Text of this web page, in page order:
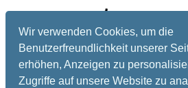
Wir verwenden Cookies, um die
Benutzerfreundlichkeit unserer
erhöhen, Anzeigen zu
Zugriffe auf unsere Website zu